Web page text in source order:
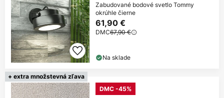
Zabudované bodové svetlo Tommy
okrúhle čierne
61,90 €
DMC67,90 €
Na sklade
+ extra množstevná zľava
DMC -45%